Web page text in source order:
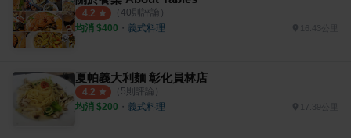
4.2 （ 40則評論）
均消 $400 ・ 義式料理 16.43公里
夏帕義大利麵 彰化員林店
4.2 （ 5則評論）
均消 $200 ・ 義式料理